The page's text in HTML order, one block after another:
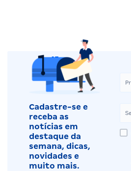
Cadastre-se e
receba as
notícias em
destaque da
semana, dicas,
novidades e
muito mais.